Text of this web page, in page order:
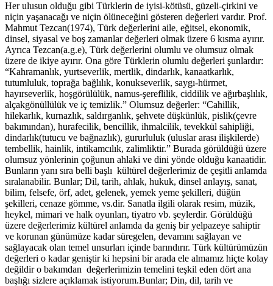
Her ulusun olduğu gibi Türklerin de iyisi-kötüsü, güzeli-çirkini ve
niçin yaşanacağı ve niçin ölüneceğini gösteren değerleri vardır. Prof.
Mahmut Tezcan(1974), Türk değerlerini aile, eğitsel, ekonomik,
dinsel, siyasal ve boş zamanlar değerleri olmak üzere 6 kısma ayırır.
Ayrıca Tezcan(a.g.e), Türk değerlerini olumlu ve olumsuz olmak
üzere de ikiye ayırır. Ona göre Türklerin olumlu değerleri şunlardır:
“Kahramanlık, yurtseverlik, mertlik, dindarlık, kanaatkarlık,
tutumluluk, toprağa bağlılık, konukseverlik, saygı-hürmet,
hayırseverlik, hoşgörülülük, namus-şereflilik, ciddilik ve ağırbaşlılık,
alçakgönüllülük ve iç temizlik.” Olumsuz değerler: “Cahillik,
hilekarlık, kurnazlık, saldırganlık, şehvete düşkünlük, pislik(çevre
bakımından), hurafecilik, bencillik, ihmalcilik, tevekkül sahipliği,
dindarlık(tutucu ve bağnazlık), gururluluk (uluslar arası ilişkilerde)
tembellik, hainlik, intikamcılık, zalimliktir.” Burada görüldüğü üzere
olumsuz yönlerinin çoğunun ahlaki ve dini yönde olduğu kanaatidir.
Bunların yanı sıra belli başlı kültürel değerlerimiz de çeşitli anlamda
sıralanabilir. Bunlar; Dil, tarih, ahlak, hukuk, dinsel anlayış, sanat,
bilim, felsefe, örf, adet, gelenek, yemek yeme şekilleri, düğün
şekilleri, cenaze gömme, vs.dir. Sanatla ilgili olarak resim, müzik,
heykel, mimari ve halk oyunları, tiyatro vb. şeylerdir. Görüldüğü
üzere değerlerimiz kültürel anlamda da geniş bir yelpazeye sahiptir
ve korunan günümüze kadar süregelen, devamını sağlayan ve
sağlayacak olan temel unsurları içinde barındırır. Türk kültürümüzün
değerleri o kadar geniştir ki hepsini bir arada ele almamız hiçte kolay
değildir o bakımdan değerlerimizin temelini teşkil eden dört ana
başlığı sizlere açıklamak istiyorum.Bunlar; Din, dil, tarih ve